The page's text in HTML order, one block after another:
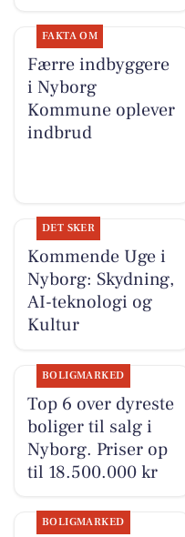
FAKTA OM
Færre indbyggere
i Nyborg
Kommune oplever
indbrud
DET SKER
Kommende Uge i
Nyborg: Skydning,
AI-teknologi og
Kultur
BOLIGMARKED
Top 6 over dyreste
boliger til salg i
Nyborg. Priser op
til 18.500.000 kr
BOLIGMARKED